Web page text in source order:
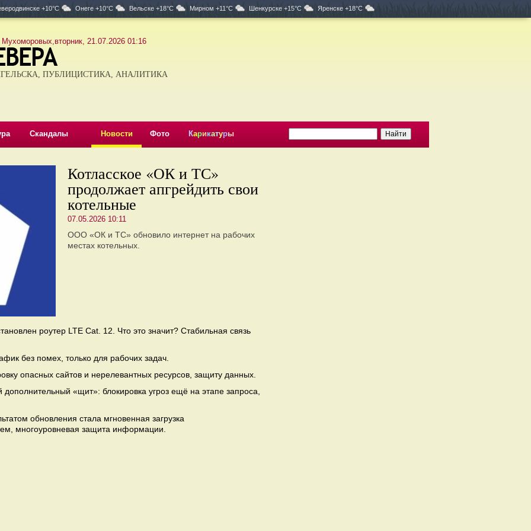
+10°C Онеге +10°C Вельске +18°C Мирном +11°C Шенкурске +15°C Яренске +18°C
Мухоморовых,вторник, 21.07.2026 01:16
ПУБЛИЦИСТИКА, АНАЛИТИКА
Скандалы Новости Фото Карикатуры
Котласское «ОК и ТС»
продолжает апгрейдить свои
котельные
07.05.2026 10:11
ООО «ОК и ТС» обновило интернет на рабочих
местах котельных.
роутер LTE Cat. 12. Что это значит? Стабильная связь
без помех, только для рабочих задач.
опасных сайтов и нерелевантных ресурсов, защиту данных.
«щит»: блокировка угроз ещё на этапе запроса,
обновления стала мгновенная загрузка
многоуровневая защита информации.